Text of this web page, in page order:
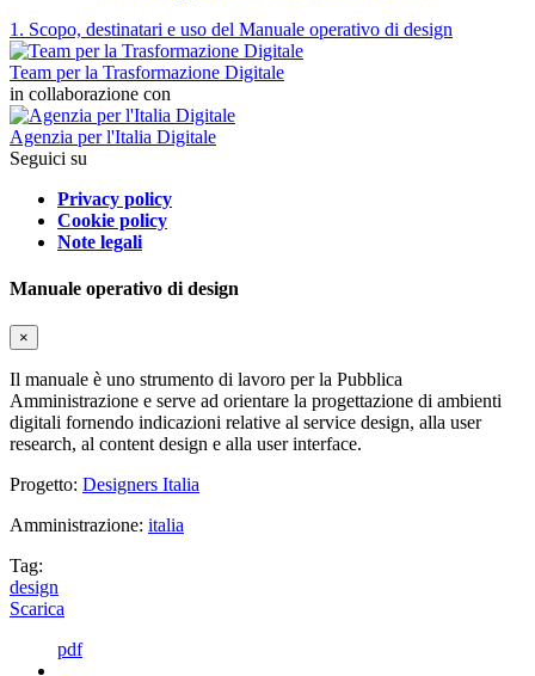
1. Scopo, destinatari e uso del Manuale operativo di design
Team per la Trasformazione Digitale
in collaborazione con
Agenzia per l'Italia Digitale
Seguici su
Privacy policy
Cookie policy
Note legali
Manuale operativo di design
×
Il manuale è uno strumento di lavoro per la Pubblica
Amministrazione e serve ad orientare la progettazione di ambienti
digitali fornendo indicazioni relative al service design, alla user
research, al content design e alla user interface.
Progetto: Designers Italia
Amministrazione: italia
Tag:
design
Scarica
pdf